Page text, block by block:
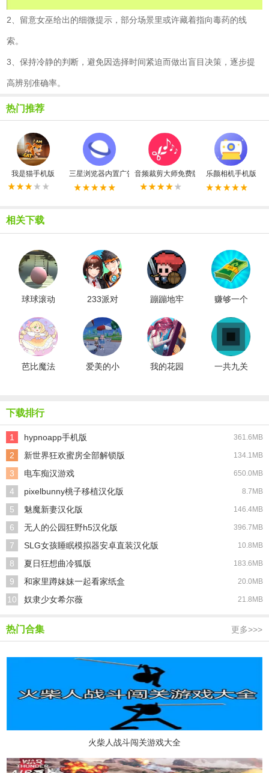
2、留意女巫给出的细微提示，部分场景里或许藏着指向毒药的线
索。
3、保持冷静的判断，避免因选择时间紧迫而做出盲目决策，逐步提
高辨别准确率。
热门推荐
我是猫手机版 三星浏览器内置广告拦截器最新版
音频裁剪大师免费版 乐颜相机手机版
相关下载
球球滚动 233派对 蹦蹦地牢
赚够一个
芭比魔法
爱美的小
我的花园
一共九关
下载排行
1 hypnoapp手机版 361.6MB
2 新世界狂欢蜜房全部解锁版 134.1MB
3 电车痴汉游戏 650.0MB
4 pixelbunny桃子移植汉化版 8.7MB
5 魅魔新妻汉化版 146.4MB
6 无人的公园狂野h5汉化版 396.7MB
7 SLG女孩睡眠模拟器安卓直装汉化版 10.8MB
8 夏日狂想曲冷狐版 183.6MB
9 和家里蹲妹妹一起看家纸盒 20.0MB
10 奴隶少女希尔薇 21.8MB
热门合集 更多>>>
火柴人战斗闯关游戏大全